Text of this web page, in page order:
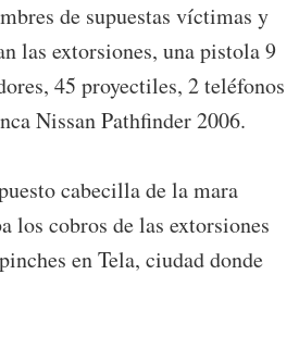
de supuestas víctimas y
las extorsiones, una pistola 9
45 proyectiles, 2 teléfonos
Nissan Pathfinder 2006.
cabecilla de la mara
los cobros de las extorsiones
en Tela, ciudad donde